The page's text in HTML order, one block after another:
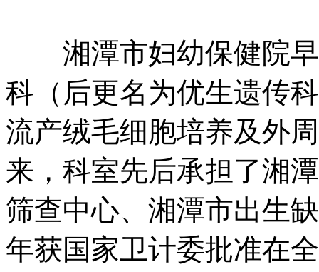
湘潭市妇幼保健院早
科（后更名为优生遗传
流产绒毛细胞培养及外
来，科室先后承担了湘
筛查中心、湘潭市出生
年获国家卫计委批准在